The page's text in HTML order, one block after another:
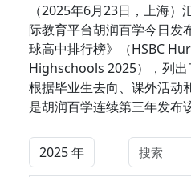
（2025年6月23日，上海
际教育平台胡润百学今日发
球高中排行榜》（HSBC
Highschools 2025），列出
根据毕业生去向、课外活动
是胡润百学连续第三年发布